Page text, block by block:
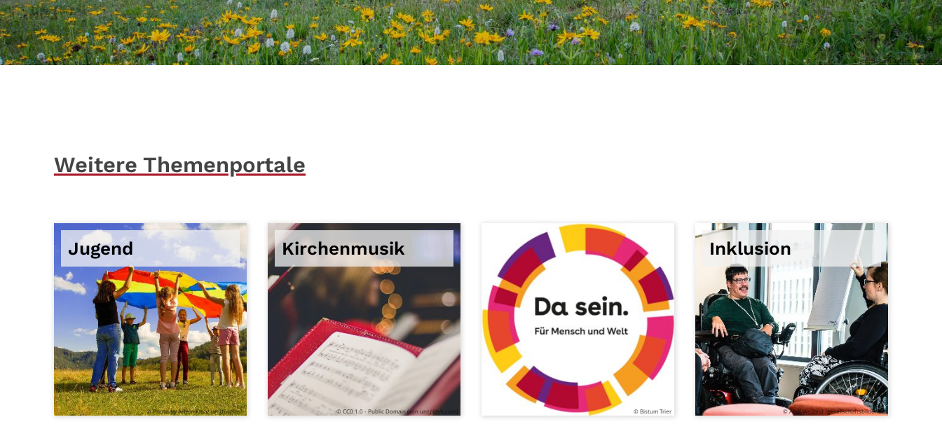
© Joel Holland auf unsplash.com
Weitere Themenportale
Jugend
© Photo by Artem Kniaz on Unsplash
Kirchenmusik
© CC0 1.0 - Public Domain (von unsplash.com) © Bistum Trier
Inklusion
© Andi Weiland /gesellschaftsbilder.de